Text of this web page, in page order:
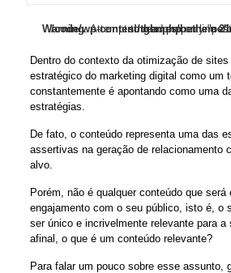
Warning: Trying to access array offset
/code/wp-content/themes/betheme/
on line1501
Warning: Trying to access array offset
/code/wp-content/themes/betheme/
on line1506
Warning: Trying to access array offset
/code/wp-content/themes/betheme/
on line1527
Warning: Trying to access array offset
/code/wp-content/themes/betheme/
on line1528
Warning: Trying to access array offset
/code/wp-content/themes/betheme/
on line1529
Warning: Attempt to read property
/code/wp-content/themes/betheme/includes/content-single.phpon line
Dentro do contexto da otimização de
estratégico do marketing digital como um
constantemente é apontando como uma
estratégias.
De fato, o conteúdo representa uma das
assertivas na geração de relacionamento
alvo.
Porém, não é qualquer conteúdo que será
engajamento com o seu público, isto é, o
ser único e incrivelmente relevante para a
afinal, o que é um conteúdo relevante?
Para falar um pouco sobre esse assunto,